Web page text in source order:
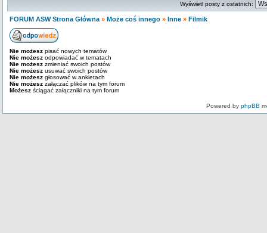
Wyświetl posty z ostatnich:
FORUM ASW Strona Główna » Może coś innego » Inne » Filmik
Nie możesz pisać nowych tematów
Nie możesz odpowiadać w tematach
Nie możesz zmieniać swoich postów
Nie możesz usuwać swoich postów
Nie możesz głosować w ankietach
Nie możesz załączać plików na tym forum
Możesz ściągać załączniki na tym forum
Powered by phpBB